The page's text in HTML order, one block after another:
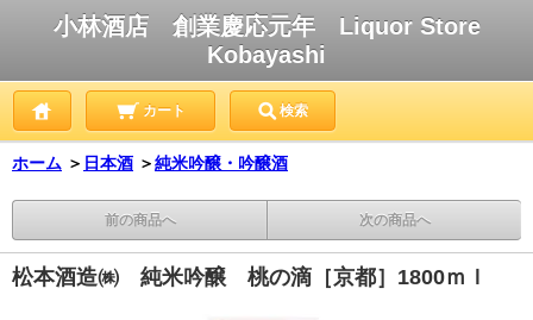
小林酒店 創業慶応元年 Liquor Store
Kobayashi
カート 検索
ホーム ＞ 日本酒 ＞純米吟醸・吟醸酒
前の商品へ 次の商品へ
松本酒造㈱ 純米吟醸 桃の滴［京都］1800ｍｌ